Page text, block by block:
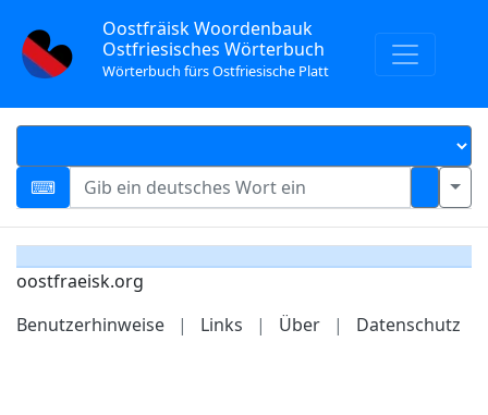
Oostfräisk Woordenbauk
Ostfriesisches Wörterbuch
Wörterbuch fürs Ostfriesische Platt
oostfraeisk.org
Benutzerhinweise
| Links | Über | Datenschutz